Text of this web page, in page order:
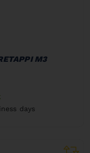
M3
days